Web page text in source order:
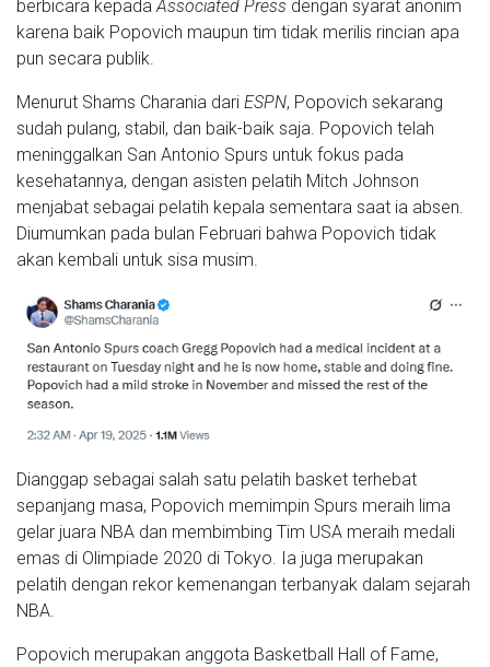
berbicara kepadaAssociated Press dengan syarat anonim
karena baik Popovich maupun tim tidak merilis rincian apa
pun secara publik.
Menurut Shams Charania dari ESPN, Popovich sekarang
sudah pulang, stabil, dan baik-baik saja. Popovich telah
meninggalkan San Antonio Spurs untuk fokus pada
kesehatannya, dengan asisten pelatih Mitch Johnson
menjabat sebagai pelatih kepala sementara saat ia absen.
Diumumkan pada bulan Februari bahwa Popovich tidak
akan kembali untuk sisa musim.
Dianggap sebagai salah satu pelatih basket terhebat
sepanjang masa, Popovich memimpin Spurs meraih lima
gelar juara NBA dan membimbing Tim USA meraih medali
emas di Olimpiade 2020 di Tokyo. Ia juga merupakan
pelatih dengan rekor kemenangan terbanyak dalam sejarah
NBA.
Popovich merupakan anggota Basketball Hall of Fame,